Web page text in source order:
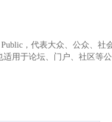
Public，代表大众、公众、
用于论坛、门户、社区等